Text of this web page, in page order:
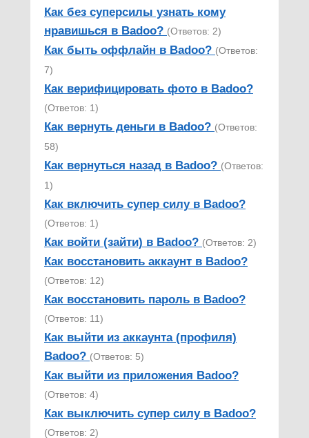
Как без суперсилы узнать кому
нравишься в Badoo? (Ответов: 2)
Как быть оффлайн в Badoo? (Ответов:
7)
Как верифицировать фото в Badoo?
(Ответов: 1)
Как вернуть деньги в Badoo? (Ответов:
58)
Как вернуться назад в Badoo? (Ответов:
1)
Как включить супер силу в Badoo?
(Ответов: 1)
Как войти (зайти) в Badoo? (Ответов: 2)
Как восстановить аккаунт в Badoo?
(Ответов: 12)
Как восстановить пароль в Badoo?
(Ответов: 11)
Как выйти из аккаунта (профиля)
Badoo? (Ответов: 5)
Как выйти из приложения Badoo?
(Ответов: 4)
Как выключить супер силу в Badoo?
(Ответов: 2)